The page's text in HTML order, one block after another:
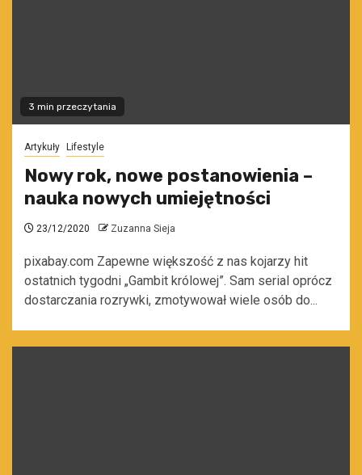
3 min przeczytania
Artykuły Lifestyle
Nowy rok, nowe postanowienia –
nauka nowych umiejętności
23/12/2020 Zuzanna Sieja
pixabay.com Zapewne większość z nas kojarzy hit
ostatnich tygodni „Gambit królowej”. Sam serial oprócz
dostarczania rozrywki, zmotywował wiele osób do...